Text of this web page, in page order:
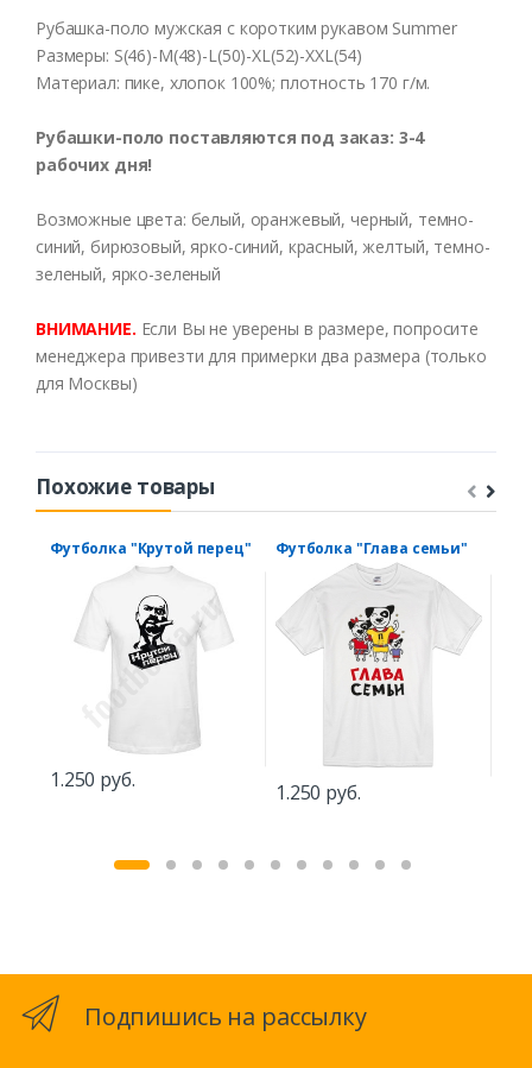
Рубашка-поло мужская с коротким рукавом Summer
Размеры: S(46)-M(48)-L(50)-XL(52)-XXL (54)
Материал: пике, хлопок 100%; плотность 170 г/м.
Рубашки-поло поставляются под заказ: 3-4
рабочих дня!
Возможные цвета: белый, оранжевый,черный, темно-
синий, бирюзовый, ярко-синий, красный, желтый, темно-
зеленый, ярко-зеленый
ВНИМАНИЕ. Если Выне уверены в размере,попросите
менеджера привезти для примерки два размера (только
для Москвы)
Похожие товары
Футболка "Крутой перец"
1.250 руб.
Футболка "Глава семьи"
1.250 руб.
Подпишись на рассылку